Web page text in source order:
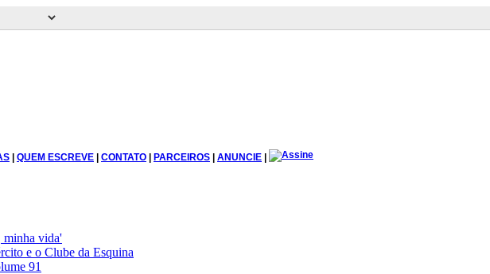
| QUEM ESCREVE | CONTATO | PARCEIROS | ANUNCIE |
minha vida'
e o Clube da Esquina
91